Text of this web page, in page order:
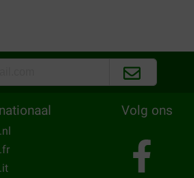
Volg ons